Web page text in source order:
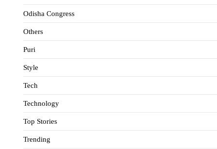
Odisha Congress
Others
Puri
Style
Tech
Technology
Top Stories
Trending